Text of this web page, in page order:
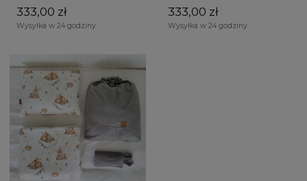
333,00 zł
Wysyłka w 24 godziny
333,00 zł
Wysyłka w 24 godziny